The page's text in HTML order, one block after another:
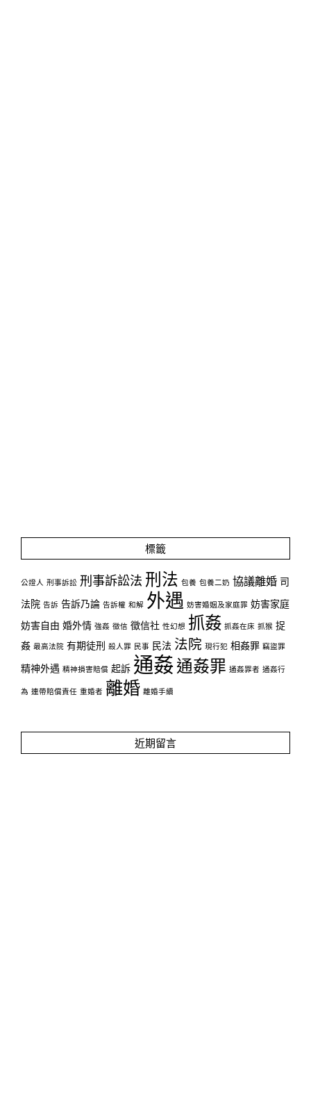
標籤
公證人 刑事訴訟 刑事訴訟法 刑法 包養 包養二奶 協議離婚 司
法院 告訴 告訴乃論 告訴權 和解 外遇 妨害婚姻及家庭罪 妨害家庭
妨害自由 婚外情 強姦 徵信 徵信社 性幻想 抓姦 抓姦在床 抓猴 捉
姦 最高法院 有期徒刑 殺人罪 民事 民法 法院 現行犯 相姦罪 竊盜罪
精神外遇 精神損害賠償 起訴 通姦通姦罪 通姦罪者 通姦行
為 連帶賠償責任 重婚者 離婚 離婚手續
近期留言